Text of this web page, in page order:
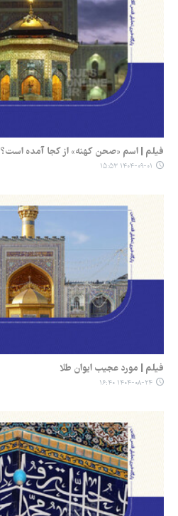
فیلم | اسم «صحن کهنه» از کجا آمده است؟
۱۴۰۴-۰۹-۰۱ ۱۵:۵۳
فیلم | مورد عجیب ایوان طلا
۱۴۰۴-۰۸-۲۴ ۱۶:۴۰